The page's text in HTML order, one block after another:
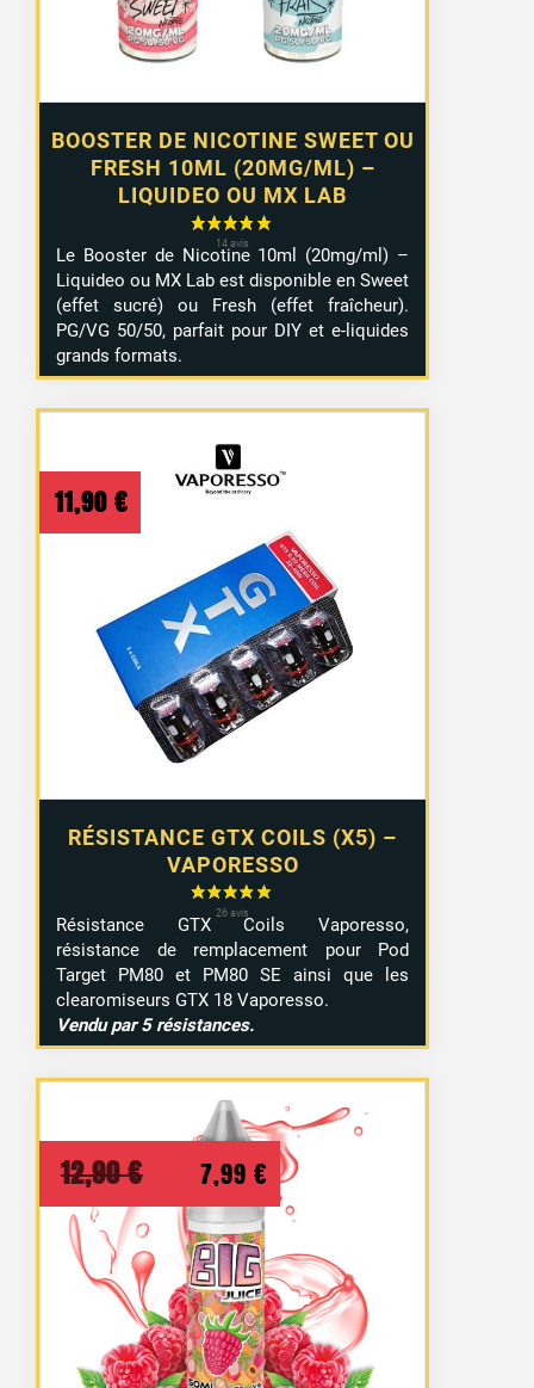
BOOSTER DE NICOTINE SWEET OU
FRESH 10ML (20MG/ML) –
LIQUIDEO OU MX LAB
10,99 €
Le Booster de Nicotine 10ml (20mg/ml) –
Liquideo ou MX Lab est disponible en Sweet
(effet sucré) ou Fresh (effet fraîcheur).
PG/VG 50/50, parfait pour DIY et e-liquides
grands formats.
RÉSISTANCE GTX COILS (X5) –
VAPORESSO
11,90 €
Résistance GTX Coils Vaporesso,
résistance de remplacement pour Pod
Target PM80 et PM80 SE ainsi que les
clearomiseurs GTX 18 Vaporesso.
Vendu par 5 résistances.
12,90€
Le
prix
initial
était :
12,90 €.
7,99 € Le
prix
actuel
est :
7,99 €.